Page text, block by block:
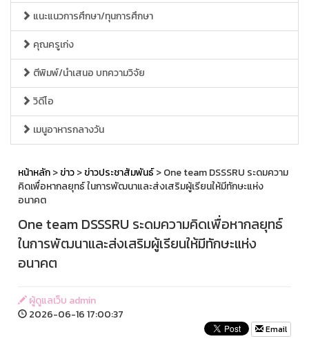
แนะแนวการศึกษา/ทุนการศึกษา
คุณครูเก่ง
ตีพิมพ์/นำเสนอ บทความวิจัย
วิดีโอ
เมนูอาหารกลางวัน
หน้าหลัก>ข่าว>ข่าวประชาสัมพันธ์> One team DSSSRU ระดมความ
คิดเพื่อหากลยุทธ์ ในการพัฒนาและส่งเสริมผู้เรียนให้มีทักษะแห่ง
อนาคต
One team DSSSRU ระดมความคิดเพื่อหากลยุทธ์
ในการพัฒนาและส่งเสริมผู้เรียนให้มีทักษะแห่ง
อนาคต
ผู้ดูแลเว็บ admin
2026-06-16 17:00:37
Email